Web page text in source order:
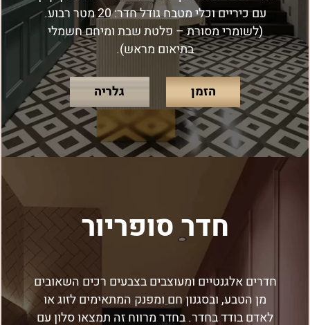
עם כיריים וכלי מטבח גודל חדר: 20 מטר רבוע.
(לשומרי מסורת – פלטת שבת ומיחם חשמלי
בתיאום מראש).
הזמן גלריה
חדר סופריור
חדרים אלגנטיים ומעוצבים בצבעים רכים השאובים
מן הטבע, ובסגנון חם ומפנק המתאימים לזוג או
לאדם בודד בחדר. בחדר מרווח זה תמצאו סלון עם